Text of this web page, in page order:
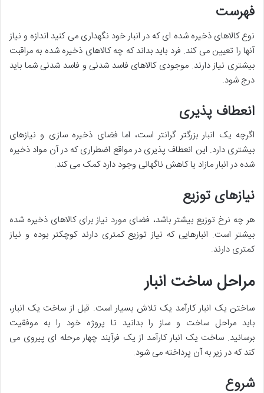
فهرست
نوع کالاهای ذخیره شده ای که در انبار خود نگهداری می کنید اندازه و نیاز
آنها را تعیین می کند. فرد باید بداند که چه کالاهای ذخیره شده به مراقبت
بیشتری نیاز دارند. موجودی کالاهای فاسد شدنی و فاسد شدنی شما باید
درج شود.
انعطاف پذیری
اگرچه یک انبار بزرگتر گرانتر است، اما فضای ذخیره سازی و نیازهای
بیشتری دارد. این انعطاف پذیری در مواقع اضطراری که در آن مواد ذخیره
شده در انبار مازاد یا کاهش ناگهانی وجود دارد کمک می کند.
نیازهای توزیع
هر چه نرخ توزیع بیشتر باشد، فضای مورد نیاز برای کالاهای ذخیره شده
بیشتر است. انبارهایی که نیاز توزیع کمتری دارند کوچکتر بوده و نیاز
کمتری دارند.
مراحل ساخت انبار
ساختن یک انبار کارآمد یک تلاش بسیار است. قبل از ساخت یک انبار،
باید مراحل ساخت و ساز را بدانید تا پروژه خود را به موفقیت
برسانید. ساخت یک انبار کارآمد از یک فرآیند چهار مرحله ای پیروی می
کند که در زیر به آن پرداخته می شود.
شروع